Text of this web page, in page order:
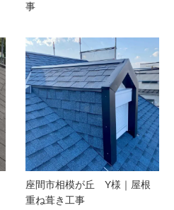
事
座間市相模が丘 Y様｜屋根
重ね葺き工事